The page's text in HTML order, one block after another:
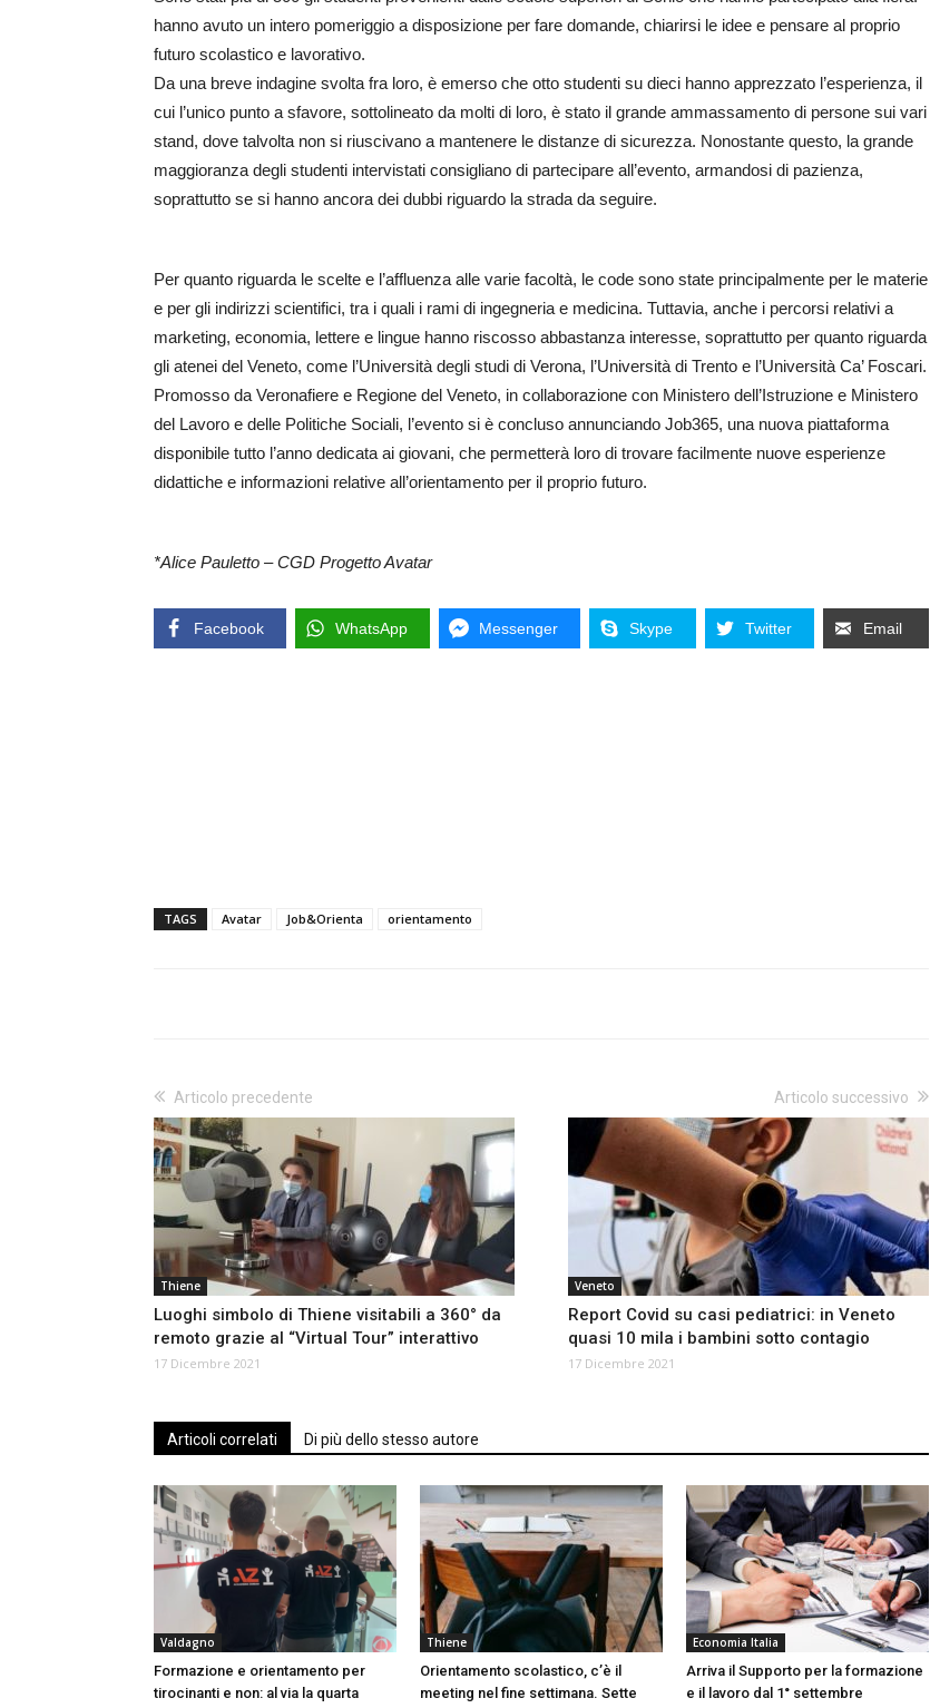
hanno avuto un intero pomeriggio a disposizione per fare domande, chiarirsi le idee e pensare al proprio
futuro scolastico e lavorativo.
Da una breve indagine svolta fra loro, è emerso che otto studenti su dieci hanno apprezzato l’esperienza, il
cui l’unico punto a sfavore, sottolineato da molti di loro, è stato il grande ammassamento di persone sui vari
stand, dove talvolta non si riuscivano a mantenere le distanze di sicurezza. Nonostante questo, la grande
maggioranza degli studenti intervistati consigliano di partecipare all’evento, armandosi di pazienza,
soprattutto se si hanno ancora dei dubbi riguardo la strada da seguire.
Per quanto riguarda le scelte e l’affluenza alle varie facoltà, le code sono state principalmente per le materie
e per gli indirizzi scientifici, tra i quali i rami di ingegneria e medicina. Tuttavia, anche i percorsi relativi a
marketing, economia, lettere e lingue hanno riscosso abbastanza interesse, soprattutto per quanto riguarda
gli atenei del Veneto, come l’Università degli studi di Verona, l’Università di Trento e l’Università Ca’ Foscari.
Promosso da Veronafiere e Regione del Veneto, in collaborazione con Ministero dell’Istruzione e Ministero
del Lavoro e delle Politiche Sociali, l’evento si è concluso annunciando Job365, una nuova piattaforma
disponibile tutto l’anno dedicata ai giovani, che permetterà loro di trovare facilmente nuove esperienze
didattiche e informazioni relative all’orientamento per il proprio futuro.
*Alice Pauletto – CGD Progetto Avatar
Facebook WhatsApp Messenger Skype Twitter Email
TAGS Avatar Job&Orienta orientamento
Articolo precedente
Thiene
Luoghi simbolo di Thiene visitabili a 360° da
remoto grazie al “Virtual Tour” interattivo
17 Dicembre 2021
Articolo successivo
Veneto
Report Covid su casi pediatrici: in Veneto
quasi 10 mila i bambini sotto contagio
17 Dicembre 2021
Articoli correlati Di più dello stesso autore
Valdagno
Formazione e orientamento per
tirocinanti e non: al via la quarta
Thiene
Orientamento scolastico, c’è il
meeting nel fine settimana. Sette
Economia Italia
Arriva il Supporto per la formazione
e il lavoro dal 1° settembre